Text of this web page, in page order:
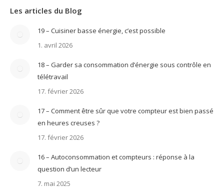
Les articles du Blog
19 – Cuisiner basse énergie, c’est possible
1. avril 2026
18 – Garder sa consommation d’énergie sous contrôle en
télétravail
17. février 2026
17 – Comment être sûr que votre compteur est bien passé
en heures creuses ?
17. février 2026
16 – Autoconsommation et compteurs : réponse à la
question d’un lecteur
7. mai 2025